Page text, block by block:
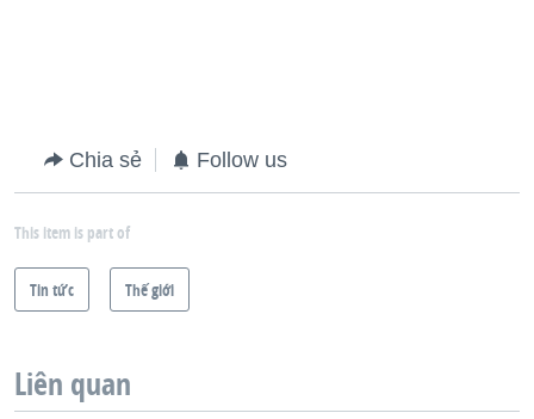
Chia sẻ Follow us
This item is part of
Tin tức Thế giới
Liên quan